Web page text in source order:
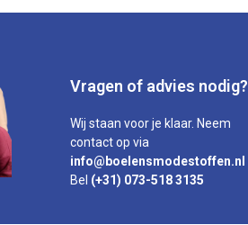
Vragen of advies nodig?
Wij staan voor je klaar. Neem
contact op via
info@boelensmodestoffen.nl
Bel (+31) 073-518 3135